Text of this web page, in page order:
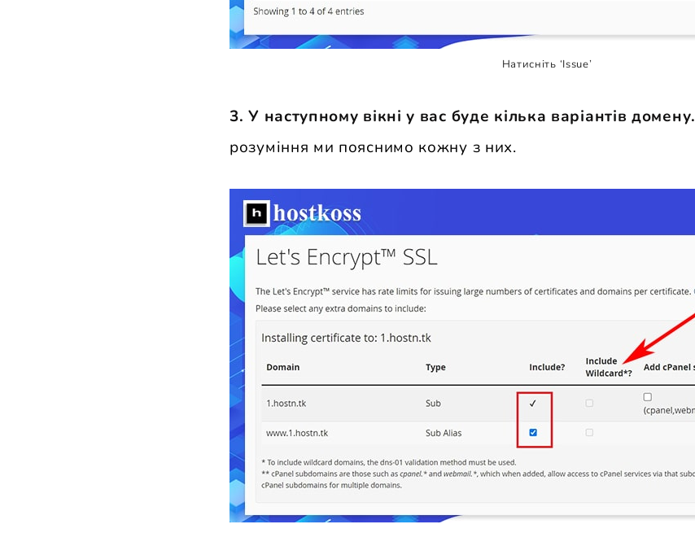
Натисніть ‘Issue’
3. У наступному вікні у вас буде кілька варіантів домену.
розуміння ми пояснимо кожну з них.